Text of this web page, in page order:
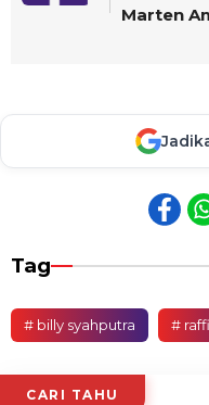
Marten
Tag
# billy syahputra #
CARI TAHU